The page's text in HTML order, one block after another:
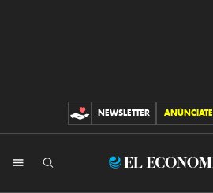
CONTRIBUCIONES
NEWSLETTER ANÚNCIATE
El